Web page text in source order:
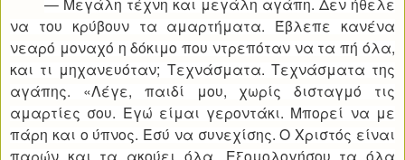
— Μεγάλη τέχνη και μεγάλη αγάπη. Δεν ήθελε
να του κρύβουν τα αμαρτήματα. Έβλεπε κανένα
νεαρό μοναχό η δόκιμο που ντρεπόταν να τα πή όλα,
και τι μηχανευόταν; Τεχνάσματα. Τεχνάσματα της
αγάπης. «Λέγε, παιδί μου, χωρίς δισταγμό τις
αμαρτίες σου. Εγώ είμαι γεροντάκι. Μπορεί να με
πάρη και ο ύπνος. Εσύ να συνεχίσης. Ο Χριστός είναι
παρών και τα ακούει όλα. Εξομολογήσου τα όλα